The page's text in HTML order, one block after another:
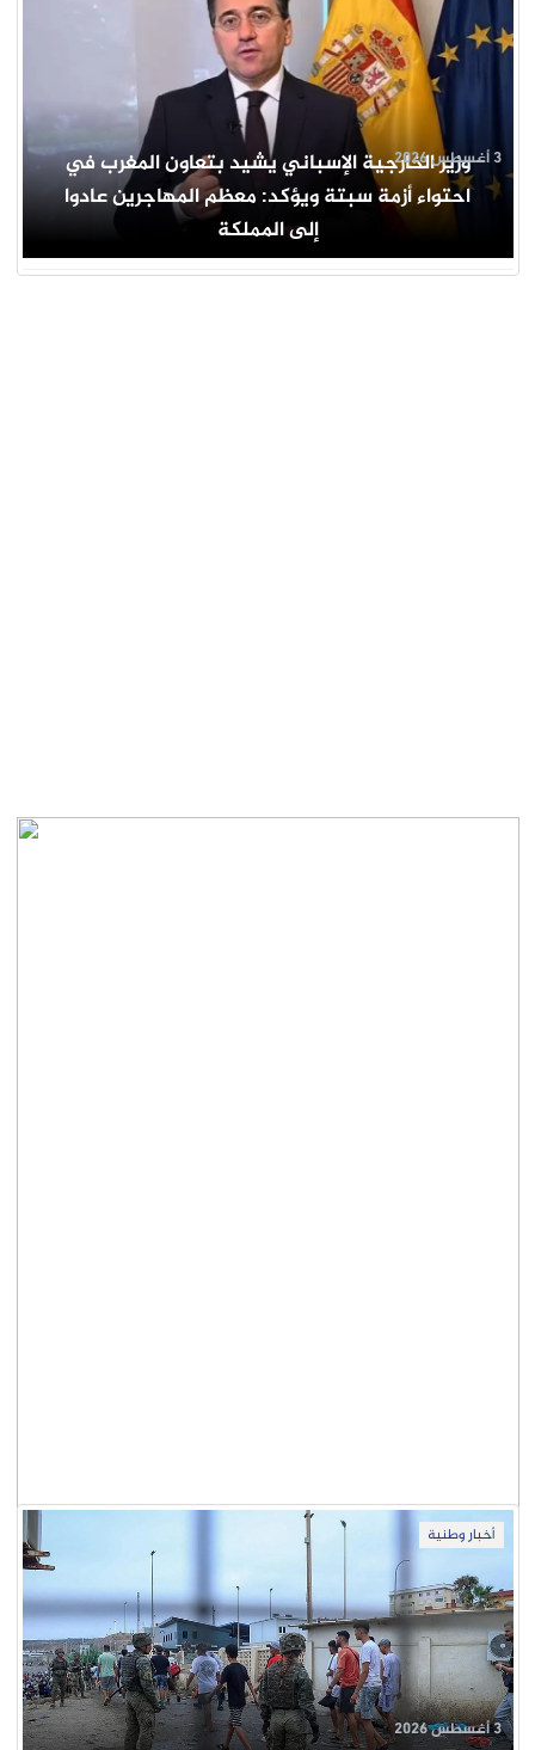
وزير الخارجية الإسباني يشيد بتعاون المغرب في
احتواء أزمة سبتة ويؤكد: معظم المهاجرين عادوا
إلى المملكة
3 أغسطس 2026
أخبار وطنية
3 أغسطس 2026